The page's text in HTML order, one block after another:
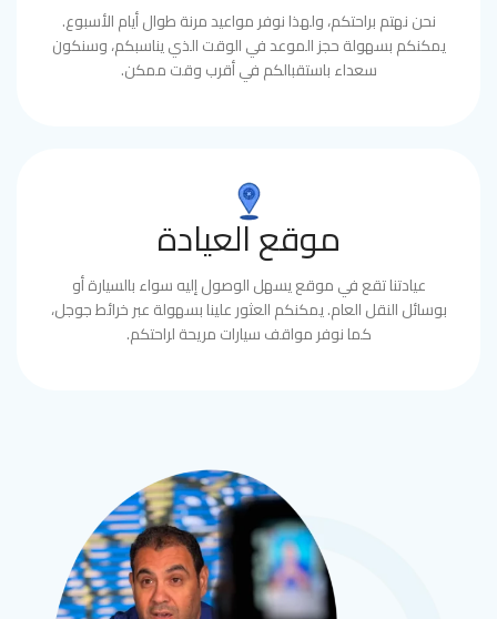
نحن نهتم براحتكم، ولهذا نوفر مواعيد مرنة طوال أيام الأسبوع.
يمكنكم بسهولة حجز الموعد في الوقت الذي يناسبكم، وسنكون
سعداء باستقبالكم في أقرب وقت ممكن.
موقع العيادة
عيادتنا تقع في موقع يسهل الوصول إليه سواء بالسيارة أو
بوسائل النقل العام. يمكنكم العثور علينا بسهولة عبر خرائط جوجل،
كما نوفر مواقف سيارات مريحة لراحتكم.